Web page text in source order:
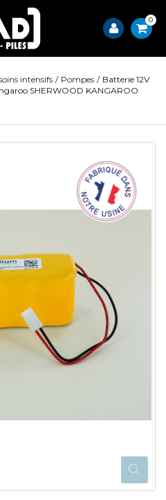
0
intensifs / Pompes / Batterie 12V
SHERWOOD KANGAROO